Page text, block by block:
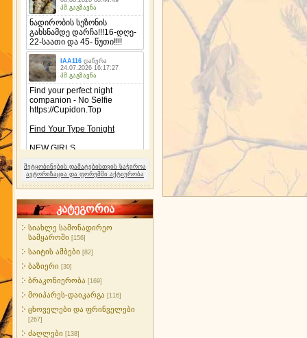
შეტყობინების დამატებისთვის საჭიროა
ავტორიზაცია და ფორუმში აქტიურობა
კატეგორია
სიახლე სამონადირეო
სამყაროში [156]
საიტის ამბები [82]
ბაზიერი [30]
ბრაკონიერობა [169]
მოიპარეს-დაიკარგა [116]
ცხოველები და ფრინველები
[267]
ძაღლები [138]